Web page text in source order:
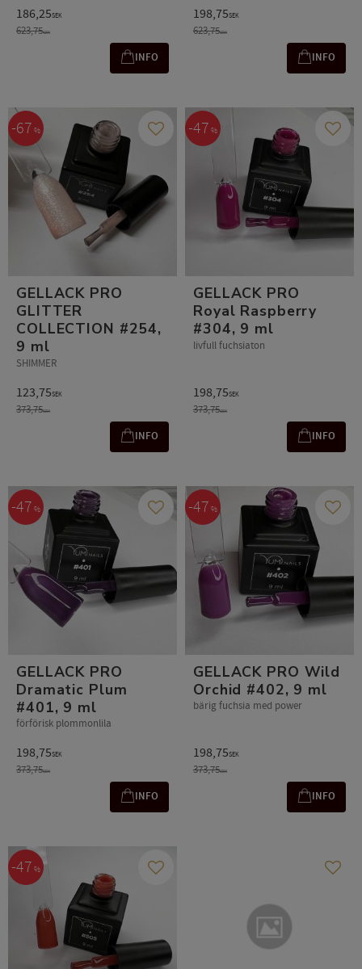
186,25SEK
623,75SEK
INFO
198,75SEK
623,75SEK
INFO
GELLACK PRO
GLITTER
COLLECTION #254,
9 ml
SHIMMER
123,75SEK
373,75SEK
67 % Gem som favorit
INFO
GELLACK PRO
Royal Raspberry
#304, 9 ml
livfull fuchsiaton
198,75SEK
373,75SEK
47 % Gem
INFO
GELLACK PRO
Dramatic Plum
#401, 9 ml
förförisk plommonlila
198,75SEK
373,75SEK
47 % Gem som favorit
INFO
GELLACK PRO Wild
Orchid #402, 9 ml
bärig fuchsia med power
198,75SEK
373,75SEK
47 % Gem
INFO
47 % Gem som favorit Gem